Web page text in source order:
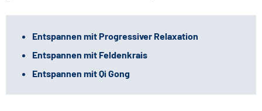
Entspannen mit Progressiver Relaxation
Entspannen mit Feldenkrais
Entspannen mit Qi Gong